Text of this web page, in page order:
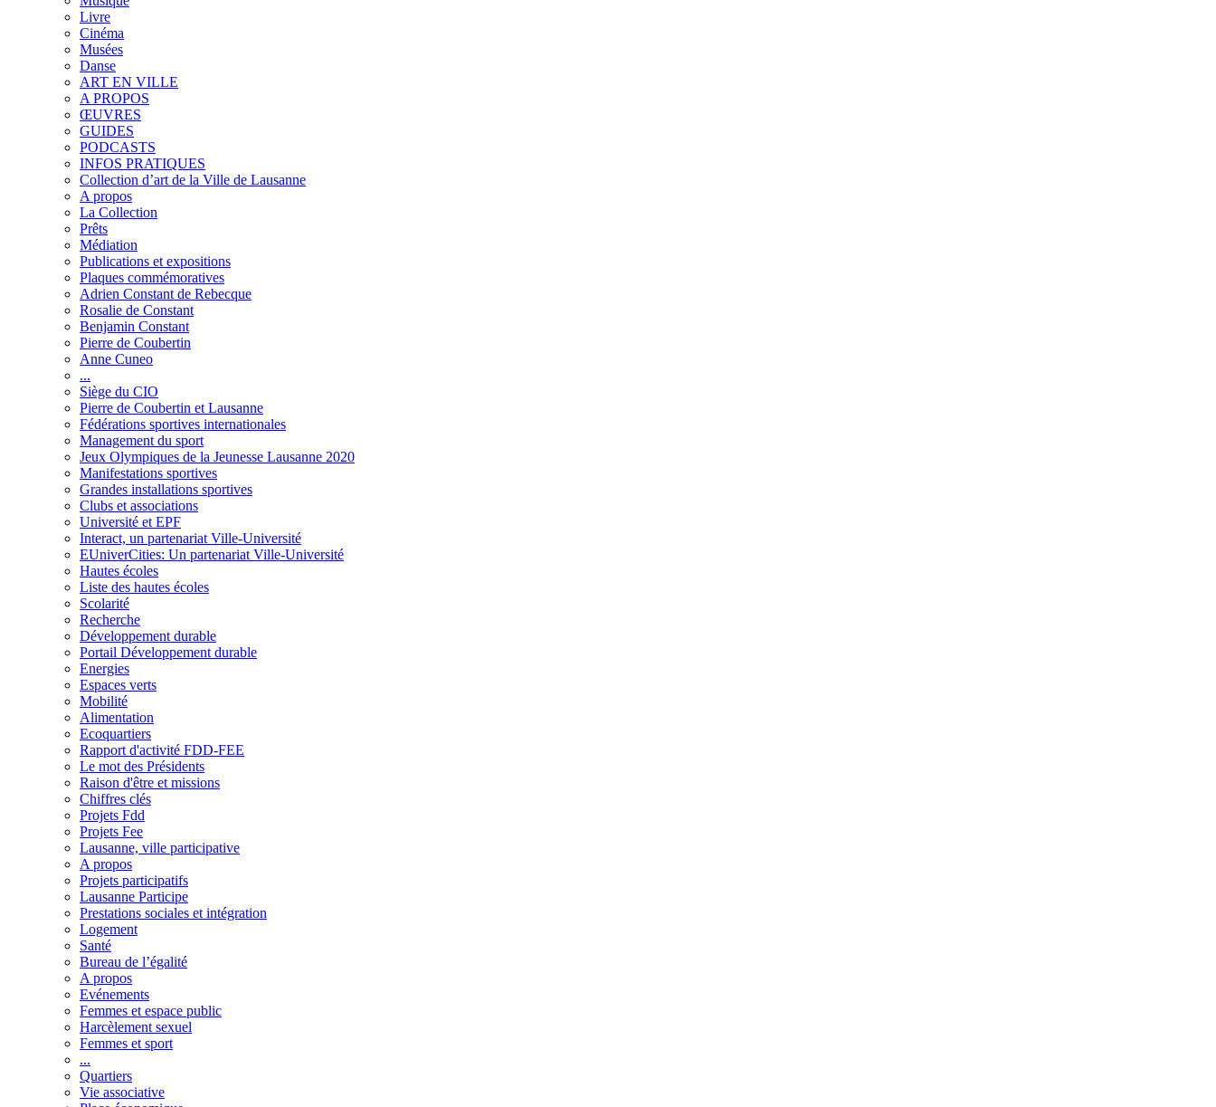
Livre
Cinéma
Musées
Danse
ART EN VILLE
A PROPOS
ŒUVRES
GUIDES
PODCASTS
INFOS PRATIQUES
Collection d’art de la Ville de Lausanne
A propos
La Collection
Prêts
Médiation
Publications et expositions
Plaques commémoratives
Adrien Constant de Rebecque
Rosalie de Constant
Benjamin Constant
Pierre de Coubertin
Anne Cuneo
...
Siège du CIO
Pierre de Coubertin et Lausanne
Fédérations sportives internationales
Management du sport
Jeux Olympiques de la Jeunesse Lausanne 2020
Manifestations sportives
Grandes installations sportives
Clubs et associations
Université et EPF
Interact, un partenariat Ville-Université
EUniverCities: Un partenariat Ville-Université
Hautes écoles
Liste des hautes écoles
Scolarité
Recherche
Développement durable
Portail Développement durable
Energies
Espaces verts
Mobilité
Alimentation
Ecoquartiers
Rapport d'activité FDD-FEE
Le mot des Présidents
Raison d'être et missions
Chiffres clés
Projets Fdd
Projets Fee
Lausanne, ville participative
A propos
Projets participatifs
Lausanne Participe
Prestations sociales et intégration
Logement
Santé
Bureau de l’égalité
A propos
Evénements
Femmes et espace public
Harcèlement sexuel
Femmes et sport
...
Quartiers
Vie associative